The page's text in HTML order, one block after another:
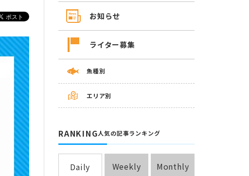
お知らせ
ライター募集
魚種別
エリア別
RANKING人気の記事ランキング
Daily Weekly Monthly